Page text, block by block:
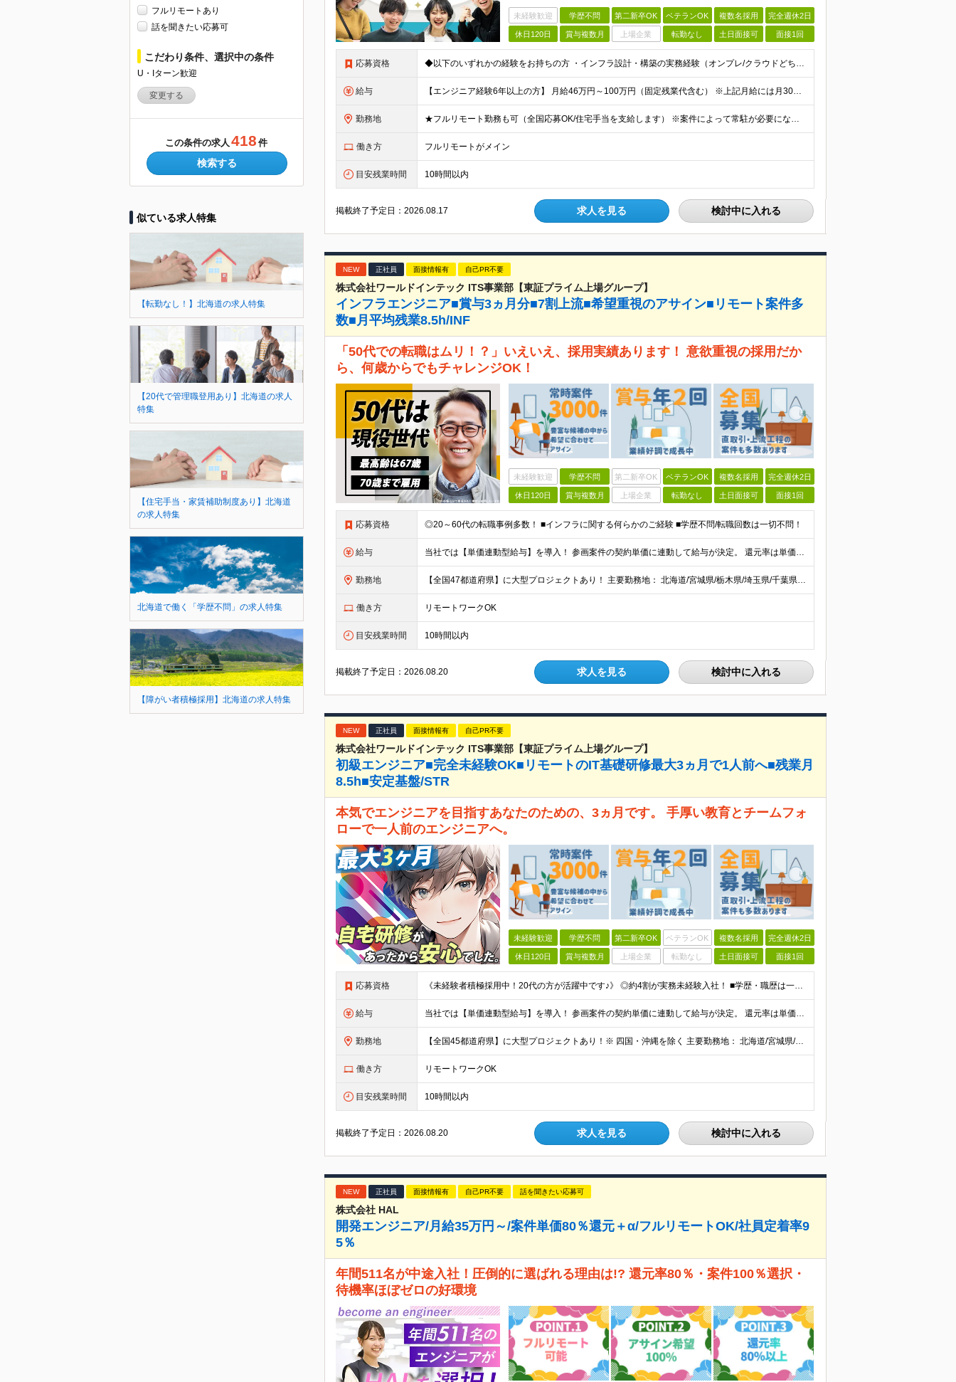
フルリモートあり
話を聞きたい応募可
こだわり条件、選択中の条件
U・Iターン歓迎
変更する
この条件の求人 418 件
検索する
似ている求人特集
【転勤なし！】北海道の求人特集
【20代で管理職登用あり】北海道の求人
特集
【住宅手当・家賃補助制度あり】北海道
の求人特集
北海道で働く「学歴不問」の求人特集
【障がい者積極採用】北海道の求人特集
未経験歓迎 学歴不問 第二新卒OK ベテランOK 複数名採用 完全週休2日
休日120日 賞与複数月 上場企業 転勤なし 土日面接可 面接1回
応募資格 ◆以下のいずれかの経験をお持ちの方 ・インフラ設計・構築の実務経験（オンプレ/クラウドどちらもOK） ・クラウド環境下での運用保守に関する実務経験 ◆学歴不問 ＜こんな方は特に歓迎します＞ ◎これま
給与 【エンジニア経験6年以上の方】 月給46万円～100万円（固定残業代含む） ※上記月給には月30時間分の固定残業代（月8万7,400円～月19万円）を含む。超過分は全額支給。 【エンジニア経験4年以
勤務地 ★フルリモート勤務も可（全国応募OK/住宅手当を支給します） ※案件によって常駐が必要になる場合があります。 ※希望がない限り、転勤はありません ※U・Iターン歓迎 ★ルトラの社員は全国各地で活躍中
働き方 フルリモートがメイン
目安残業時間 10時間以内
掲載終了予定日：2026.08.17 求人を見る 検討中に入れる
NEW 正社員 面接情報有 自己PR不要
株式会社ワールドインテック ITS事業部【東証プライム上場グループ】
インフラエンジニア■賞与3ヵ月分■7割上流■希望重視のアサイン■リモート案件多
数■月平均残業8.5h/INF
「50代での転職はムリ！？」いえいえ、採用実績あります！ 意欲重視の採用だか
ら、何歳からでもチャレンジOK！
未経験歓迎 学歴不問 第二新卒OK ベテランOK 複数名採用 完全週休2日
休日120日 賞与複数月 上場企業 転勤なし 土日面接可 面接1回
応募資格 ◎20～60代の転職事例多数！ ■インフラに関する何らかのご経験 ■学歴不問/転職回数は一切不問！
給与 当社では【単価連動型給与】を導入！ 参画案件の契約単価に連動して給与が決定。 還元率は単価の【70％～80％】と東証プライム上場グループとして高水準です！（社会保険料・教育コスト含む） ■関東：月給
勤務地 【全国47都道府県】に大型プロジェクトあり！ 主要勤務地： 北海道/宮城県/栃木県/埼玉県/千葉県/東京都/神奈川県/愛知県/大阪府/京都府/兵庫県/広島県/福岡県/熊本県 ※勤務エリアは、あなたの
働き方 リモートワークOK
目安残業時間 10時間以内
掲載終了予定日：2026.08.20 求人を見る 検討中に入れる
NEW 正社員 面接情報有 自己PR不要
株式会社ワールドインテック ITS事業部【東証プライム上場グループ】
初級エンジニア■完全未経験OK■リモートのIT基礎研修最大3ヵ月で1人前へ■残業月
8.5h■安定基盤/STR
本気でエンジニアを目指すあなたのための、3ヵ月です。 手厚い教育とチームフォ
ローで一人前のエンジニアへ。
未経験歓迎 学歴不問 第二新卒OK ベテランOK 複数名採用 完全週休2日
休日120日 賞与複数月 上場企業 転勤なし 土日面接可 面接1回
応募資格 《未経験者積極採用中！20代の方が活躍中です♪》 ◎約4割が実務未経験入社！ ■学歴・職歴は一切問いません！ ■第二新卒の方もお気軽にご相談ください♪ ■入社してから数年は、転勤の可能性があります
給与 当社では【単価連動型給与】を導入！ 参画案件の契約単価に連動して給与が決定。 還元率は単価の【70％～80％】と東証プライム上場グループとして高水準です！（社会保険料・教育コスト含む） ■関東：月給
勤務地 【全国45都道府県】に大型プロジェクトあり！※ 四国・沖縄を除く 主要勤務地： 北海道/宮城県/栃木県/埼玉県/千葉県/東京都/神奈川県/愛知県/大阪府/京都府/兵庫県/広島県/福岡県/熊本県 ※勤
働き方 リモートワークOK
目安残業時間 10時間以内
掲載終了予定日：2026.08.20 求人を見る 検討中に入れる
NEW 正社員 面接情報有 自己PR不要 話を聞きたい応募可
株式会社 HAL
開発エンジニア/月給35万円～/案件単価80％還元＋α/フルリモートOK/社員定着率9
5％
年間511名が中途入社！圧倒的に選ばれる理由は!? 還元率80％・案件100％選択・
待機率ほぼゼロの好環境